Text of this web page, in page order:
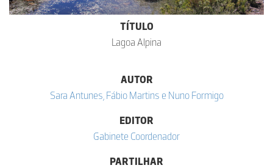
TÍTULO
Lagoa Alpina
AUTOR
Sara Antunes, Fábio Martins e Nuno Formigo
EDITOR
Gabinete Coordenador
PARTILHAR